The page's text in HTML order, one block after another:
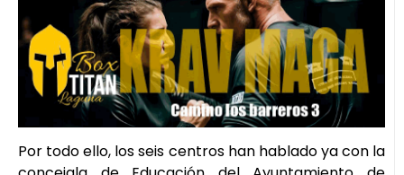
Por todo ello, los seis centros han hablado ya con la